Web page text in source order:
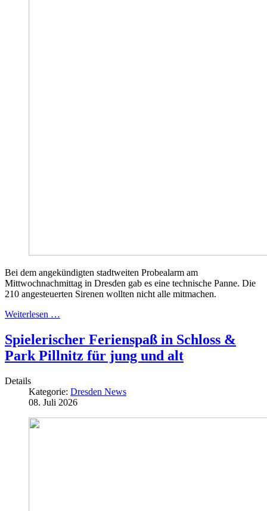
Bei dem angekündigten stadtweiten Probealarm am
Mittwochnachmittag in Dresden gab es eine technische Panne. Die
210 angesteuerten Sirenen wollten nicht alle mitmachen.
Weiterlesen …
Spielerischer Ferienspaß in Schloss &
Park Pillnitz für jung und alt
Details
Kategorie: Dresden News
08. Juli 2026